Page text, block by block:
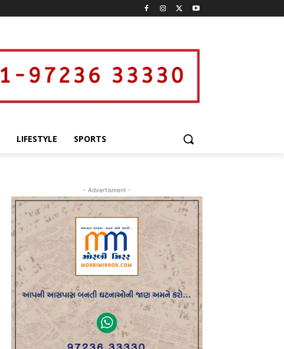
LIFESTYLE SPORTS
- Advertisment -